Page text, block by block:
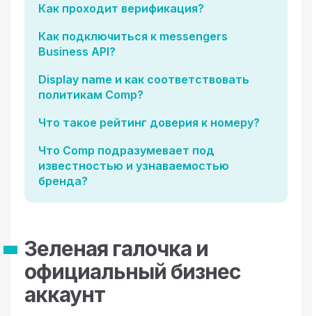
Как проходит верификация?
Как подключиться к messengers
Business API?
Display name и как соответствовать
политикам Comp?
Что такое рейтинг доверия к номеру?
Что Comp подразумевает под
известностью и узнаваемостью
бренда?
Зеленая галочка и
официальный бизнес
аккаунт